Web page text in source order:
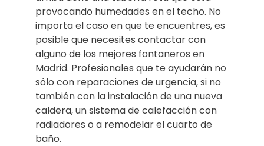
provocando humedades en el techo. No
importa el caso en que te encuentres, es
posible que necesites contactar con
alguno de los mejores fontaneros en
Madrid. Profesionales que te ayudarán no
sólo con reparaciones de urgencia, si no
también con la instalación de una nueva
caldera, un sistema de calefacción con
radiadores o a remodelar el cuarto de
baño.